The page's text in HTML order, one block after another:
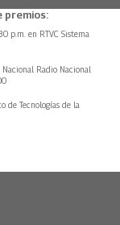
premios:
p.m. en RTVC Sistema
Radio Nacional
de Tecnologías de la